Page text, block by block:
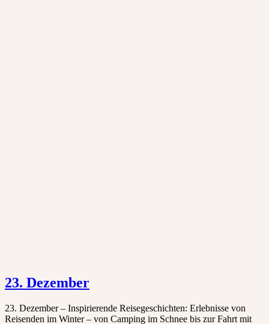
23. Dezember
23. Dezember – Inspirierende Reisegeschichten: Erlebnisse von
Reisenden im Winter – von Camping im Schnee bis zur Fahrt mit